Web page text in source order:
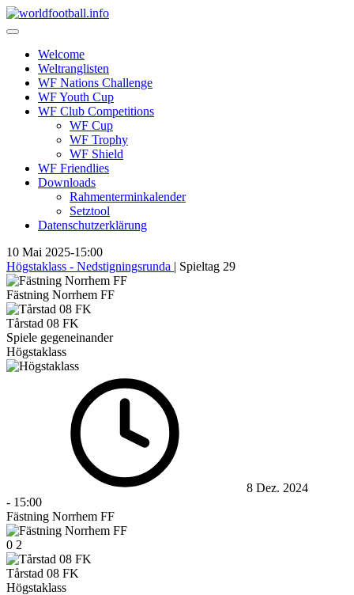
Skip
to
Welcome
Weltranglisten
WF Nations Challenge
WF Youth Cup
WF Club Competitions
WF Cup
WF Trophy
WF Shield
WF Friendlies
Downloads
Rahmenterminkalender
Setztool
Datenschutzerklärung
10 Mai 2025-15:00
Högstaklass - Nedstigningsrunda | Spieltag 29
Fästning Norrhem FF
Tårstad 08 FK
Spiele gegeneinander
Högstaklass
8 Dez. 2024
- 15:00
Fästning Norrhem FF
0 2
Tårstad 08 FK
Högstaklass